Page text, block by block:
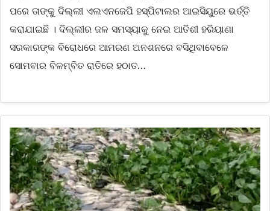
ପରେ ତାଙ୍କୁ ଦିଲ୍ଲୀ ଏଲଏନଜେପି ହସ୍ପିଟାଲର ଆଇସିୟୁରେ ଭର୍ତ୍ତି
କରାଯାଇଛି । ଦିଲ୍ଲୀର ଜଳ ସମସ୍ୟାକୁ ନେଇ ଆତିଶୀ ହରିୟାଣା
ସରକାରଙ୍କ ବିରୋଧରେ ଆମରଣ ଅନଶନରେ ବସିଥିବାବେଳେ
ସୋମବାର ବିଳମ୍ବିତ ରାତିରେ ହଠାତ…